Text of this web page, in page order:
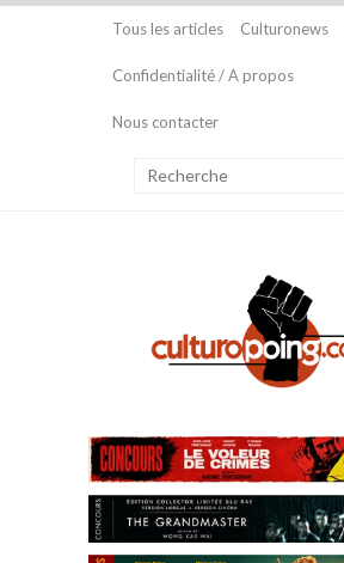
Tous les articles Culturonews
Confidentialité / A propos
Nous contacter